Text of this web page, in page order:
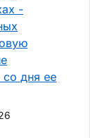
-
дня ее